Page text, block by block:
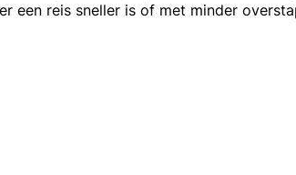
een reis sneller is of met minder